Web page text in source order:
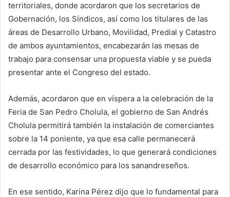
territoriales, donde acordaron que los secretarios de
Gobernación, los Síndicos, así como los titulares de las
áreas de Desarrollo Urbano, Movilidad, Predial y Catastro
de ambos ayuntamientos, encabezarán las mesas de
trabajo para consensar una propuesta viable y se pueda
presentar ante el Congreso del estado.
Además, acordaron que en víspera a la celebración de la
Feria de San Pedro Cholula, el gobierno de San Andrés
Cholula permitirá también la instalación de comerciantes
sobre la 14 poniente, ya que esa calle permanecerá
cerrada por las festividades, lo que generará condiciones
de desarrollo económico para los sanandreseños.
En ese sentido, Karina Pérez dijo que lo fundamental para